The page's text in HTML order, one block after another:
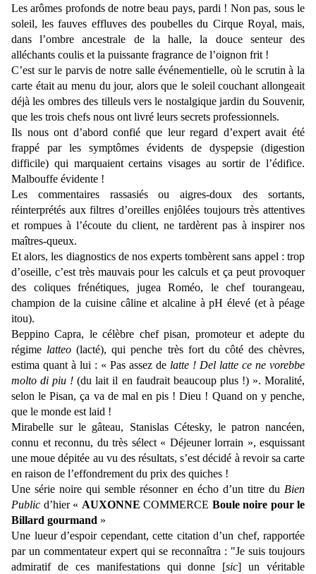
Les arômes profonds de notre beau pays, pardi ! Non pas, sous le
soleil, les fauves effluves des poubelles du Cirque Royal, mais,
dans l’ombre ancestrale de la halle, la douce senteur des
alléchants coulis et la puissante fragrance de l’oignon frit !
C’est sur le parvis de notre salle événementielle, où le scrutin à la
carte était au menu du jour, alors que le soleil couchant allongeait
déjà les ombres des tilleuls vers le nostalgique jardin du Souvenir,
que les trois chefs nous ont livré leurs secrets professionnels.
Ils nous ont d’abord confié que leur regard d’expert avait été
frappé par les symptômes évidents de dyspepsie (digestion
difficile) qui marquaient certains visages au sortir de l’édifice.
Malbouffe évidente !
Les commentaires rassasiés ou aigres-doux des sortants,
réinterprétés aux filtres d’oreilles enjôlées toujours très attentives
et rompues à l’écoute du client, ne tardèrent pas à inspirer nos
maîtres-queux.
Et alors, les diagnostics de nos experts tombèrent sans appel : trop
d’oseille, c’est très mauvais pour les calculs et ça peut provoquer
des coliques frénétiques, jugea Roméo, le chef tourangeau,
champion de la cuisine câline et alcaline à pH élevé (et à péage
itou).
Beppino Capra, le célèbre chef pisan, promoteur et adepte du
régime latteo(lacté), qui penche très fort du côté des chèvres,
estima quant à lui : « Pas assez de latte ! Del latte ce ne vorebbe
molto di piu ! (du lait il en faudrait beaucoup plus !) ». Moralité,
selon le Pisan, ça va de mal en pis ! Dieu ! Quand on y penche,
que le monde est laid !
Mirabelle sur le gâteau, Stanislas Cétesky, le patron nancéen,
connu et reconnu, du très sélect « Déjeuner lorrain », esquissant
une moue dépitée au vu des résultats, s’est décidé à revoir sa carte
en raison de l’effondrement du prix des quiches !
Une série noire qui semble résonner en écho d’un titre du Bien
Public d’hier « AUXONNE COMMERCE Boule noire pour le
Billard gourmand »
Une lueur d’espoir cependant, cette citation d’un chef, rapportée
par un commentateur expert qui se reconnaîtra : "Je suis toujours
admiratif de ces manifestations qui donne [sic] un véritable